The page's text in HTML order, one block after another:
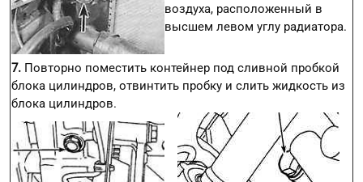
воздуха, расположенный в
высшем левом углу радиатора.
7. Повторно поместить контейнер под сливной пробкой
блока цилиндров, отвинтить пробку и слить жидкость из
блока цилиндров.